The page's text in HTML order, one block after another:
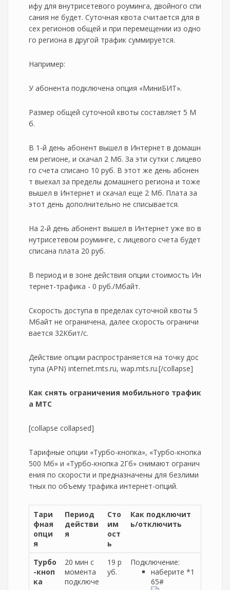
ифу для внутрисетевого роуминга, двойного спи
сания не будет. Суточная квота считается для в
сех регионов общей и при перемещении из одно
го региона в другой трафик суммируется.
Например:
У абонента подключена опция «МиниБИТ».
Размер общей суточной квоты составляет 5 М
б.
В 1-й день абонент вышел в Интернет в домашн
ем регионе, и скачал 2 Мб. За эти сутки с лицево
го счета списано 10 руб. В этот же день абонен
т выехал за пределы домашнего региона и тоже
вышел в Интернет и скачал еще 2 Мб. Плата за
этот день дополнительно не списывается.
На 2-й день абонент вышел в Интернет уже во в
нутрисетевом роуминге, с лицевого счета будет
списана плата 20 руб.
В период и в зоне действия опции стоимость Ин
тернет-трафика - 0 руб./Мбайт.
Скорость доступа в пределах суточной квоты 5
Мбайт не ограничена, далее скорость ограничи
вается 32Кбит/с.
Действие опции распространяется на точку дос
тупа (APN) internet.mts.ru, wap.mts.ru.[/collapse]
Как снять ограничения мобильного трафик
а МТС
[collapse collapsed]
Тарифные опции «Турбо-кнопка», «Турбо-кнопка
500 Мб» и «Турбо-кнопка 2Гб» снимают огранич
ения по скорости и предназначены для безлими
тных по объему трафика интернет-опций.
Тари
фная
опци
я
Период
действи
я
Сто
им
ост
ь
Как подключит
ь/отключить
Турбо
-кноп
ка
20 мин с
момента
подключе
19 р
уб.
Подключение:
наберите *1
65#